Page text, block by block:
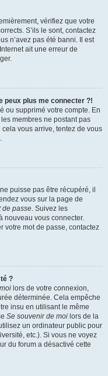
vérifiez que votre
S’ils le sont, contactez
n’avez pas été banni. Il est
ait une erreur de
peux plus me connecter ?!
ou supprimé votre compte. En
membres ne postant pas
vous arrive, tentez de vous
puisse pas être récupéré, il
vous sur la page de
de passe. Suivez les
nouveau vous connecter.
votre mot de passe, contactez
?
lors de votre connexion,
déterminée. Cela empêche
insu en utilisant le même
Se souvenir de moi lors de la
un ordinateur public pour
etc.). Si vous ne voyez
du forum a désactivé cette